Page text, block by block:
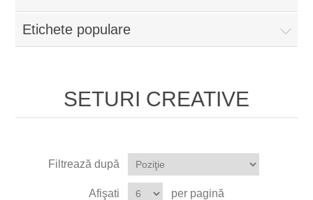
Etichete populare
SETURI CREATIVE
Filtrează după
Afişati per pagină